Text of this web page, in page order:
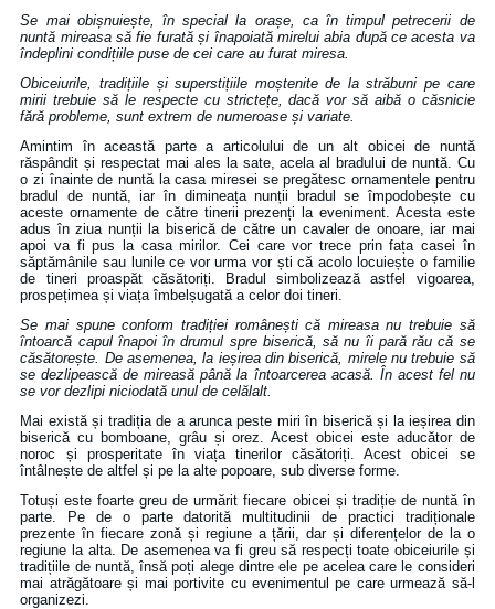
Se mai obișnuiește, în special la orașe, ca în timpul petrecerii de
nuntă mireasa să fie furată și înapoiată mirelui abia după ce acesta va
îndeplini condițiile puse de cei care au furat miresa.
Obiceiurile, tradițiile și superstițiile moștenite de la străbuni pe care
mirii trebuie să le respecte cu strictețe, dacă vor să aibă o căsnicie
fără probleme, sunt extrem de numeroase și variate.
Amintim în această parte a articolului de un alt obicei de nuntă
răspândit și respectat mai ales la sate, acela al bradului de nuntă. Cu
o zi înainte de nuntă la casa miresei se pregătesc ornamentele pentru
bradul de nuntă, iar în dimineața nunții bradul se împodobește cu
aceste ornamente de către tinerii prezenți la eveniment. Acesta este
adus în ziua nunții la biserică de către un cavaler de onoare, iar mai
apoi va fi pus la casa mirilor. Cei care vor trece prin fața casei în
săptămânile sau lunile ce vor urma vor ști că acolo locuiește o familie
de tineri proaspăt căsătoriți. Bradul simbolizează astfel vigoarea,
prospețimea și viața îmbelșugată a celor doi tineri.
Se mai spune conform tradiției românești că mireasa nu trebuie să
întoarcă capul înapoi în drumul spre biserică, să nu îi pară rău că se
căsătorește. De asemenea, la ieșirea din biserică, mirele nu trebuie să
se dezlipească de mireasă până la întoarcerea acasă. În acest fel nu
se vor dezlipi niciodată unul de celălalt.
Mai există și tradiția de a arunca peste miri în biserică și la ieșirea din
biserică cu bomboane, grâu și orez. Acest obicei este aducător de
noroc și prosperitate în viața tinerilor căsătoriți. Acest obicei se
întâlnește de altfel și pe la alte popoare, sub diverse forme.
Totuși este foarte greu de urmărit fiecare obicei și tradiție de nuntă în
parte. Pe de o parte datorită multitudinii de practici tradiționale
prezente în fiecare zonă și regiune a țării, dar și diferențelor de la o
regiune la alta. De asemenea va fi greu să respecți toate obiceiurile și
tradițiile de nuntă, însă poți alege dintre ele pe acelea care le consideri
mai atrăgătoare și mai portivite cu evenimentul pe care urmează să-l
organizezi.